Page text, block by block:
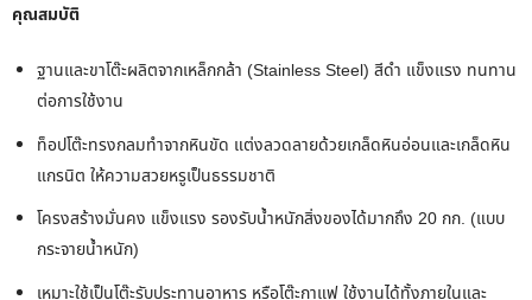
คุณสมบัติ
ฐานและขาโต๊ะผลิตจากเหล็กกล้า (Stainless Steel) สีดำ แข็งแรง ทนทาน
ต่อการใช้งาน
ท็อปโต๊ะทรงกลมทำจากหินขัด แต่งลวดลายด้วยเกล็ดหินอ่อนและเกล็ดหิน
แกรนิต ให้ความสวยหรูเป็นธรรมชาติ
โครงสร้างมั่นคง แข็งแรง รองรับน้ำหนักสิ่งของได้มากถึง 20 กก. (แบบ
กระจายน้ำหนัก)
เหมาะใช้เป็นโต๊ะรับประทานอาหาร หรือโต๊ะกาแฟ ใช้งานได้ทั้งภายในและ